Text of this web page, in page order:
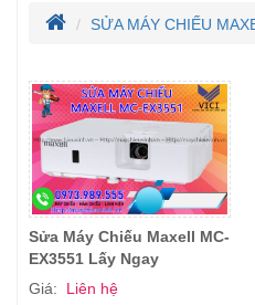
SỬA MÁY CHIẾU
Sửa Máy Chiếu Maxell MC-
EX3551 Lấy Ngay
Giá:
Liên hệ